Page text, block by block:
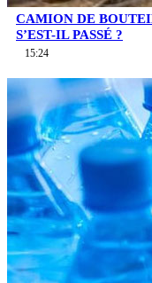
CAMION DE
S’EST-IL PASSÉ ?
15:24